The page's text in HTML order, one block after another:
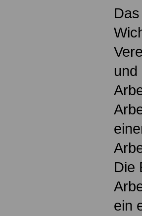
und
Die
ein